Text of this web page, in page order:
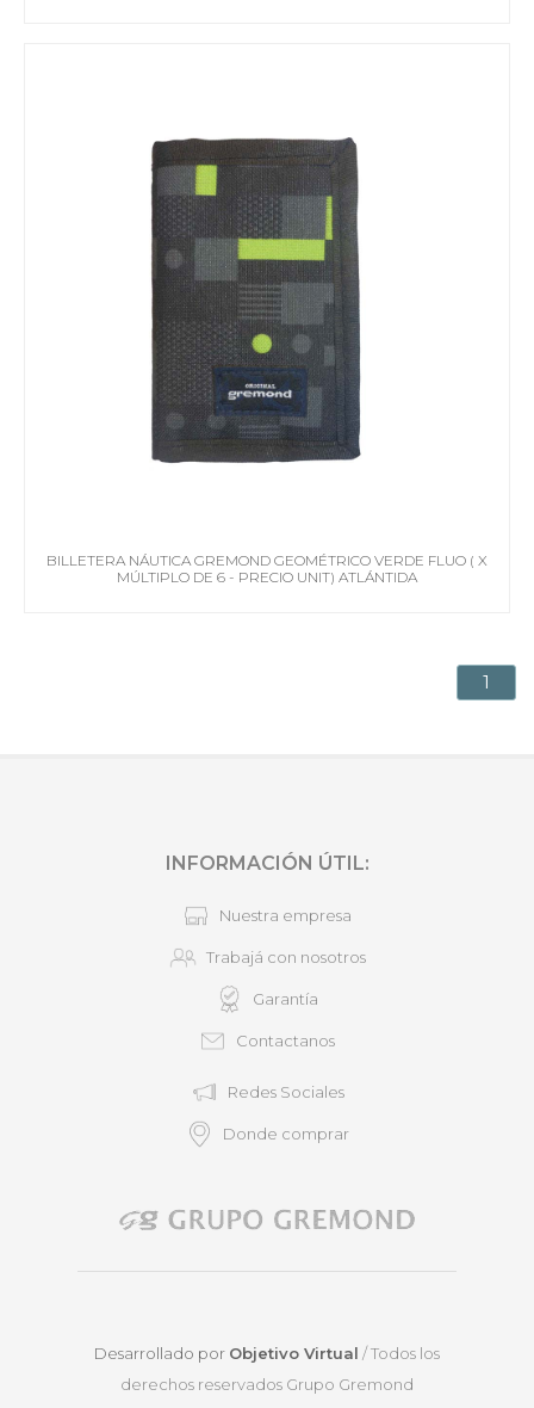
BILLETERA NÁUTICA GREMOND GEOMÉTRICO VERDE FLUO ( X
MÚLTIPLO DE 6 - PRECIO UNIT) ATLÁNTIDA
1
INFORMACIÓN ÚTIL:
Nuestra empresa
Trabajá con nosotros
Garantía
Contactanos
Redes Sociales
Donde comprar
Desarrollado por Objetivo Virtual / Todos los
derechos reservados Grupo Gremond